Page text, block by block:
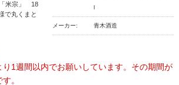
「米宗」 18
で丸くまと
l
メーカー: 青木酒造
1週間以内でお願いしています。その期間が
。